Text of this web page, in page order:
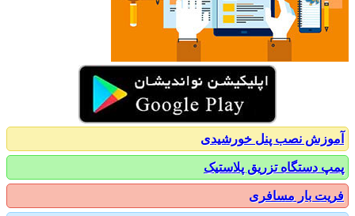
نصب پنل خورشیدی
دستگاه تزریق پلاستیک
بار مسافری